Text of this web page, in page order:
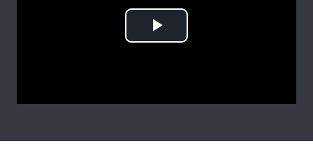
Play